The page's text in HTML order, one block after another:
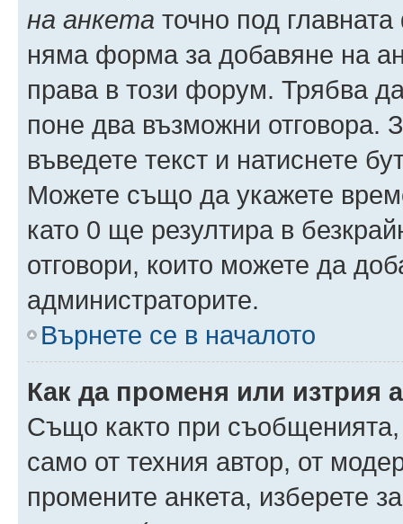
на анкета точно под
няма форма за добавяне на
права в този форум. Трябва
поне два възможни отговора.
въведете текст и натиснете
Можете също да укажете
като 0 ще резултира в
отговори, които можете да
администраторите.
Върнете се в началото
Как да променя или изтрия
Също както при съобщенията,
само от техния автор, от
промените анкета, изберете